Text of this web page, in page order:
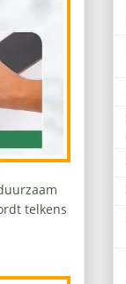
telkens